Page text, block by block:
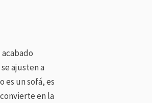
ajusten a
es un sofá, es
en la